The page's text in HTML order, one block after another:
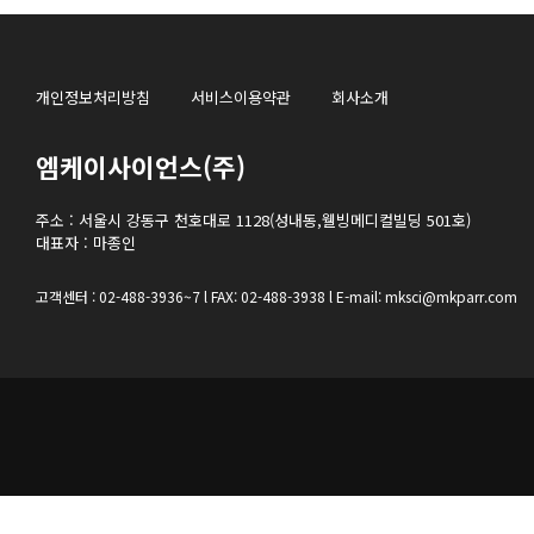
개인정보처리방침 서비스이용약관 회사소개
엠케이사이언스(주)
주소 : 서울시 강동구 천호대로 1128(성내동,웰빙메디컬빌딩 501호)
대표자 : 마종인
고객센터 : 02-488-3936~7 l FAX: 02-488-3938 l E-mail: mksci@mkparr.com